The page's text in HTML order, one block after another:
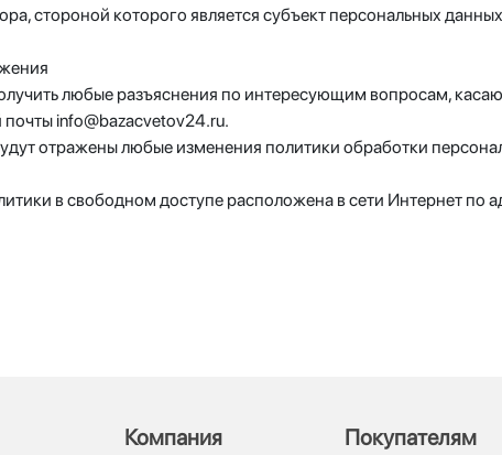
стороной которого является субъект персональных
любые разъяснения по интересующим вопросам,
info@bazacvetov24.ru.
отражены любые изменения политики обработки
в свободном доступе расположена в сети Интернет
Компания Покупателям